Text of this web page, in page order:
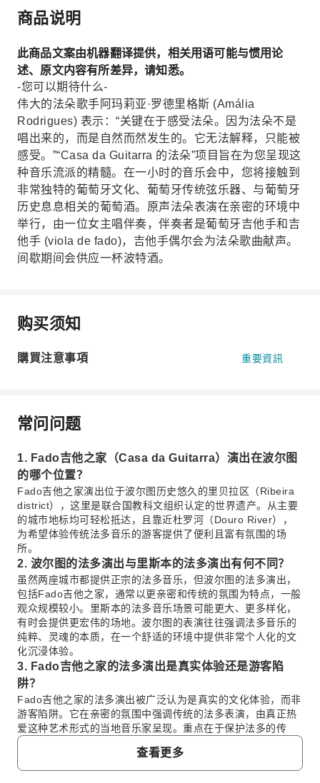
商品说明
此商品文案由机器翻译提供，相关用语可能与惯用论
述、原文内容有所差异，请知悉。
-您可以期待什么-
伟大的法朵歌手阿玛莉亚·罗德里格斯 (Amália
Rodrigues) 表示：“关键在于感受法朵。因为法朵不是
唱出来的，而是自然而然发生的。它无法解释，只能被
感受。”“Casa da Guitarra 的法朵”项目旨在为您呈现这
种音乐流派的精髓。在一小时的音乐会中，您将接触到
非常独特的葡萄牙文化、葡萄牙传统弦乐器、与葡萄牙
历史息息相关的葡萄酒。原声法朵表演在亲密的环境中
举行，由一位女主唱伴奏，伴奏者是葡萄牙吉他手和吉
他手 (viola de fado)，吉他手偶尔会为法朵歌曲献声。
间歇期间会供应一杯波特酒。
购买须知
購買注意事項 重要資訊
常问问题
1. Fado吉他之家（Casa da Guitarra）演出在波尔图
的哪个位置？
Fado吉他之家演出位于波尔图历史悠久的里贝拉区（Ribeira
district），这里是联合国教科文组织认定的世界遗产。从主要
的城市地标均可轻松抵达，且靠近杜罗河（Douro River），
为希望体验传统法多音乐的游客提供了便利且富有氛围的场
所。
2. 波尔图的法多演出与里斯本的法多演出有何不同？
虽然两座城市都提供正宗的法多音乐，但波尔图的法多演出，
包括Fado吉他之家，通常以更亲密和传统的氛围为特点，一般
观众规模较小。里斯本的法多音乐场景可能更大、更多样化，
有时会提供更宏伟的场地。波尔图的表演往往强调法多音乐的
纯粹、灵魂的本质，在一个舒适的环境中提供非常个人化的文
化沉浸体验。
3. Fado吉他之家的法多演出是真实体验还是游客陷
阱？
Fado吉他之家的法多演出被广泛认为是真实的文化体验，而非
游客陷阱。它在亲密的氛围中强调传统的法多表演，由真正热
爱这种艺术形式的当地音乐家呈现。重点在于保护法多的传
统，通过音乐提供对葡萄牙灵魂的真实洞察，而不是一种商业
4. 参加Fado吉他之家法多演出的礼仪是什么？
查看更多